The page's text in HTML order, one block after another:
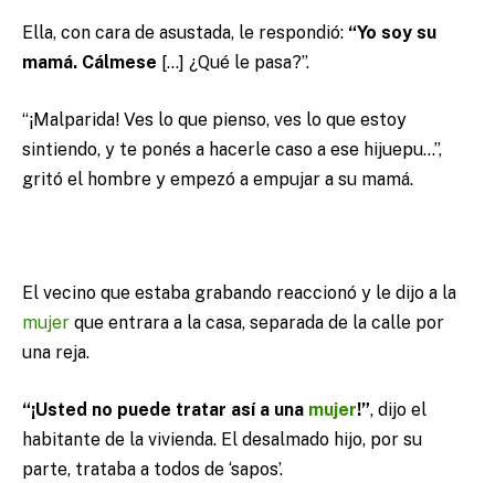
Ella, con cara de asustada, le respondió: “Yo soy su
mamá. Cálmese […] ¿Qué le pasa?”.
“¡Malparida! Ves lo que pienso, ves lo que estoy
sintiendo, y te ponés a hacerle caso a ese hijuepu…”,
gritó el hombre y empezó a empujar a su mamá.
El vecino que estaba grabando reaccionó y le dijo a la
mujer que entrara a la casa, separada de la calle por
una reja.
“¡Usted no puede tratar así a una mujer!”, dijo el
habitante de la vivienda. El desalmado hijo, por su
parte, trataba a todos de ‘sapos’.